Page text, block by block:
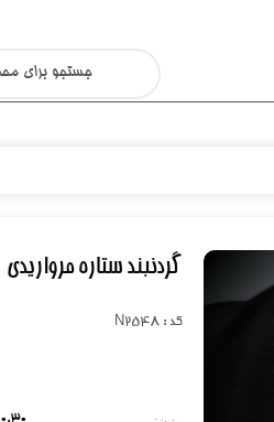
گردنبند ستاره مرواریدی
کد : N2548
۰.۳0